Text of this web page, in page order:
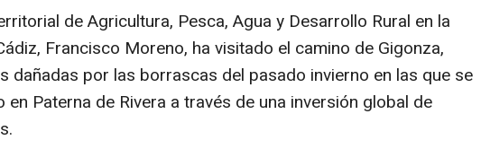
de Agricultura, Pesca, Agua y Desarrollo Rural en la
Francisco Moreno, ha visitado el camino de Gigonza,
dañadas por las borrascas del pasado invierno en las que se
en Paterna de Rivera a través de una inversión global de